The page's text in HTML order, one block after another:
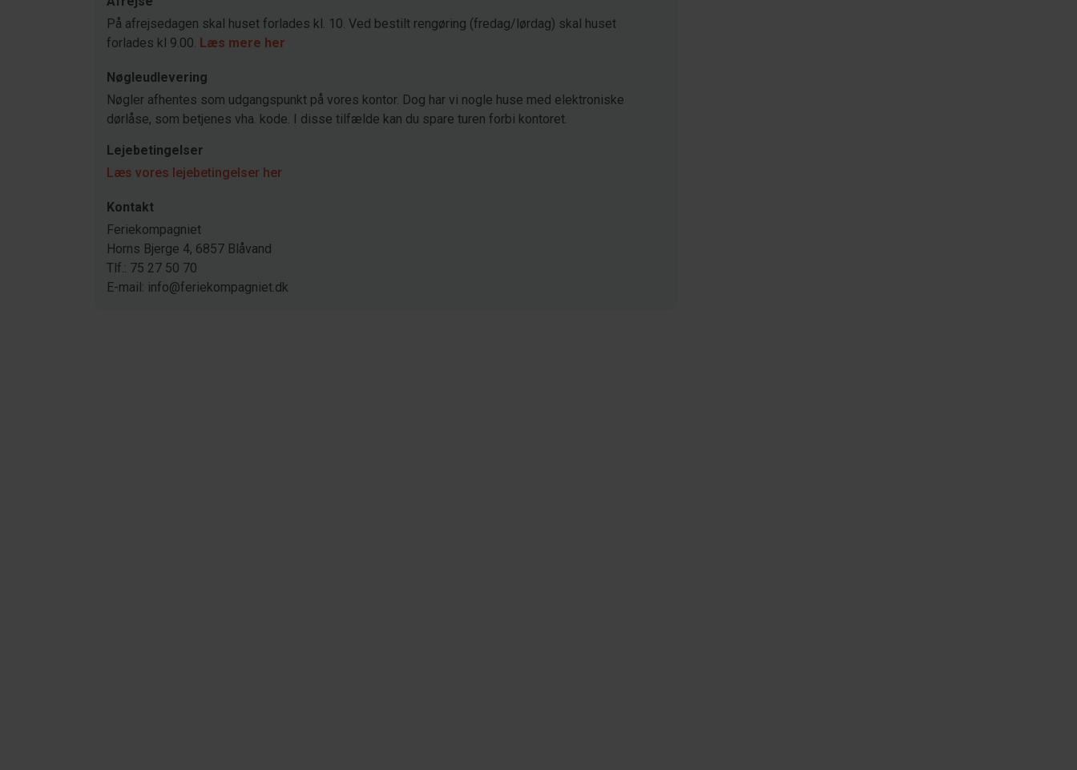
På afrejsedagen skal huset forlades kl. 10. Ved bestilt rengøring (fredag/lørdag) skal huset
forlades kl 9.00. Læs mere her
Nøgleudlevering
Nøgler afhentes som udgangspunkt på vores kontor. Dog har vi nogle huse med elektroniske
dørlåse, som betjenes vha. kode. I disse tilfælde kan du spare turen forbi kontoret.
Lejebetingelser
Læs vores lejebetingelser her
Kontakt
Feriekompagniet
Horns Bjerge 4, 6857 Blåvand
Tlf.: 75 27 50 70
E-mail: info@feriekompagniet.dk